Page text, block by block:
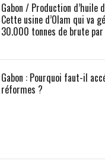
Gabon / Production d’huile
Cette usine d’Olam qui va
30.000 tonnes de brute par
Gabon : Pourquoi faut-il
réformes ?